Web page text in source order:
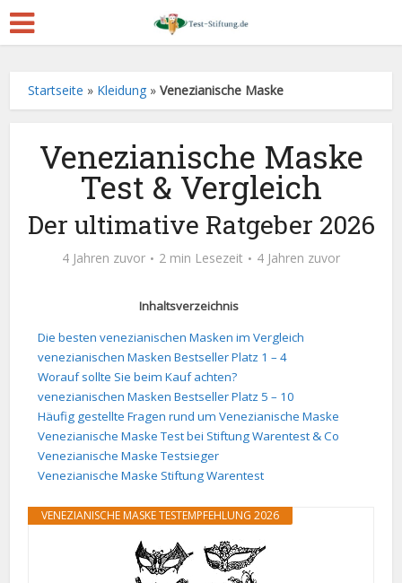
Startseite » Kleidung »Venezianische Maske
Venezianische Maske
Test & Vergleich
Der ultimative Ratgeber 2026
4 Jahren zuvor 2 min Lesezeit 4 Jahren zuvor
Inhaltsverzeichnis
Die besten venezianischen Masken im Vergleich
venezianischen Masken Bestseller Platz 1 – 4
Worauf sollte Sie beim Kauf achten?
venezianischen Masken Bestseller Platz 5 – 10
Häufig gestellte Fragen rund um Venezianische Maske
Venezianische Maske Test bei Stiftung Warentest & Co
Venezianische Maske Testsieger
Venezianische Maske Stiftung Warentest
VENEZIANISCHE MASKE TESTEMPFEHLUNG 2026